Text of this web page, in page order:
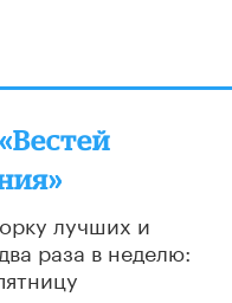
лучших и
два раза в неделю: